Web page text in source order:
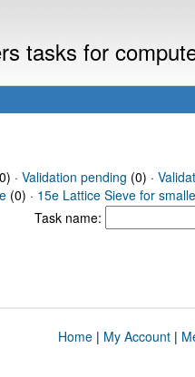
tasks for
· Validation pending (0) ·
(0) · 15e Lattice Sieve for
Task name:
Home| My Account|